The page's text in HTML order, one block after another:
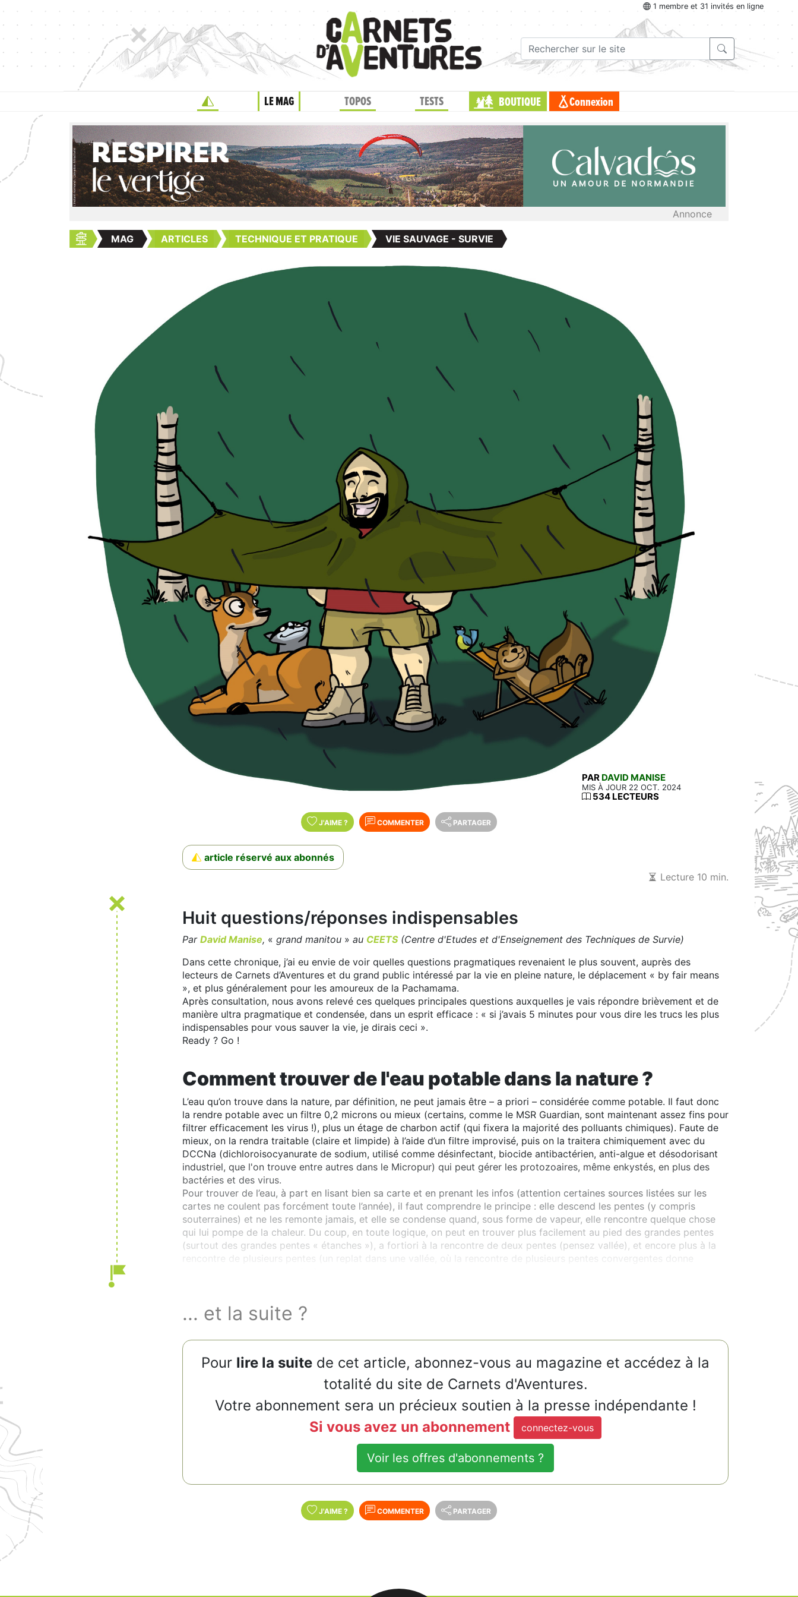
1 membre et 31 invités en ligne
LE MAG TOPOS TESTS BOUTIQUE Connexion
Annonce
MAG ARTICLES TECHNIQUE ET PRATIQUE VIE SAUVAGE - SURVIE
PAR DAVID MANISE
MIS À JOUR 22 OCT. 2024
534 LECTEURS
J'AIME ? COMMENTER PARTAGER
article réservé aux abonnés
Lecture 10 min.
Huit questions/réponses indispensables
Par David Manise, « grand manitou » au CEETS(Centre d'Etudes et d'Enseignement des Techniques de Survie)
Dans cette chronique, j’ai eu envie de voir quelles questions pragmatiques revenaient le plus souvent, auprès des
lecteurs de Carnets d’Aventures et du grand public intéressé par la vie en pleine nature, le déplacement « by fair means
», et plus généralement pour les amoureux de la Pachamama.
Après consultation, nous avons relevé ces quelques principales questions auxquelles je vais répondre brièvement et de
manière ultra pragmatique et condensée, dans un esprit efficace : « si j’avais 5 minutes pour vous dire les trucs les plus
indispensables pour vous sauver la vie, je dirais ceci ».
Ready ? Go !
Comment trouver de l'eau potable dans la nature ?
L’eau qu’on trouve dans la nature, par définition, ne peut jamais être – a priori – considérée comme potable. Il faut donc
la rendre potable avec un filtre 0,2 microns ou mieux (certains, comme le MSR Guardian, sont maintenant assez fins pour
filtrer efficacement les virus !), plus un étage de charbon actif (qui fixera la majorité des polluants chimiques). Faute de
mieux, on la rendra traitable (claire et limpide) à l’aide d’un filtre improvisé, puis on la traitera chimiquement avec du
DCCNa (dichloroisocyanurate de sodium, utilisé comme désinfectant, biocide antibactérien, anti-algue et désodorisant
industriel, que l'on trouve entre autres dans le Micropur) qui peut gérer les protozoaires, même enkystés, en plus des
bactéries et des virus.
Pour trouver de l’eau, à part en lisant bien sa carte et en prenant les infos (attention certaines sources listées sur les
cartes ne coulent pas forcément toute l’année), il faut comprendre le principe : elle descend les pentes (y compris
souterraines) et ne les remonte jamais, et elle se condense quand, sous forme de vapeur, elle rencontre quelque chose
qui lui pompe de la chaleur. Du coup, en toute logique, on peut en trouver plus facilement au pied des grandes pentes
(surtout des grandes pentes « étanches »), a fortiori à la rencontre de deux pentes (pensez vallée), et encore plus à la
rencontre de plusieurs pentes (un replat dans une vallée, où la rencontre de plusieurs pentes convergentes donne
... et la suite ?
Pour lire la suite de cet article, abonnez-vous au magazine et accédez à la
totalité du site de Carnets d'Aventures.
Votre abonnement sera un précieux soutien à la presse indépendante !
Si vous avez un abonnement
connectez-vous
Voir les offres d'abonnements ?
J'AIME ? COMMENTER PARTAGER